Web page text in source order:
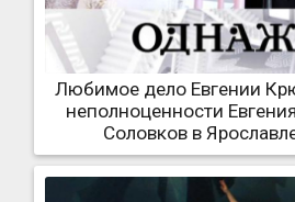
Любимое дело Евгении
неполноценности
Соловков в